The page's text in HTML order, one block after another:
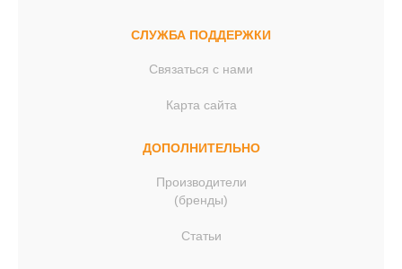
СЛУЖБА ПОДДЕРЖКИ
Связаться с нами
Карта сайта
ДОПОЛНИТЕЛЬНО
Производители
(бренды)
Статьи